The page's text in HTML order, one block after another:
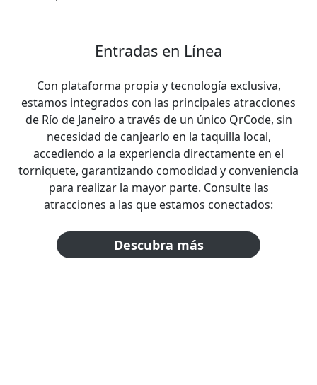
Entradas en Línea
Con plataforma propia y tecnología exclusiva,
estamos integrados con las principales atracciones
de Río de Janeiro a través de un único QrCode, sin
necesidad de canjearlo en la taquilla local,
accediendo a la experiencia directamente en el
torniquete, garantizando comodidad y conveniencia
para realizar la mayor parte. Consulte las
atracciones a las que estamos conectados:
Descubra más